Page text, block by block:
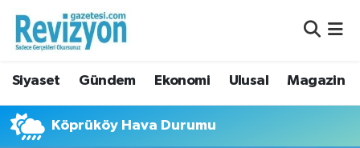
Siyaset Gündem Ekonomi Ulusal Magazin
Köprüköy Hava Durumu